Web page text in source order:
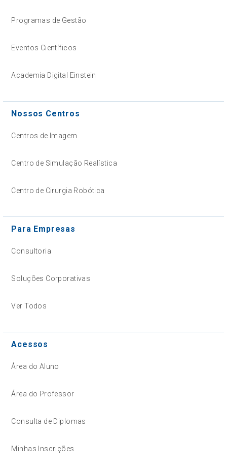
Programas de Gestão
Eventos Científicos
Academia Digital Einstein
Nossos Centros
Centros de Imagem
Centro de Simulação Realística
Centro de Cirurgia Robótica
Para Empresas
Consultoria
Soluções Corporativas
Ver Todos
Acessos
Área do Aluno
Área do Professor
Consulta de Diplomas
Minhas Inscrições